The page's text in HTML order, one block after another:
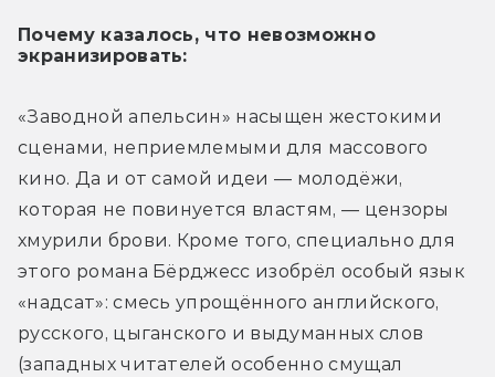
Почему казалось, что невозможно
экранизировать:
«Заводной апельсин» насыщен жестокими
сценами, неприемлемыми для массового
кино. Да и от самой идеи — молодёжи,
которая не повинуется властям, — цензоры
хмурили брови. Кроме того, специально для
этого романа Бёрджесс изобрёл особый язык
«надсат»: смесь упрощённого английского,
русского, цыганского и выдуманных слов
(западных читателей особенно смущал